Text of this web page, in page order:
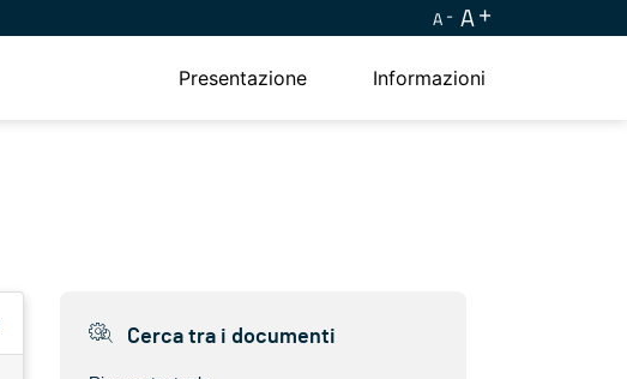
A A
Presentazione Informazioni
Cerca tra i documenti